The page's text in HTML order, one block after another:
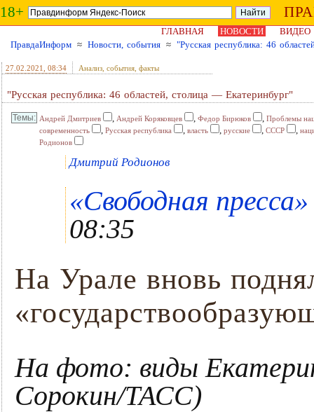
18+
ГЛАВНАЯ НОВОСТИ
ВИДЕО
ПравдаИнформ ≈ Новости, события ≈ "Русская республика: 46
27.02.2021 , 08:34 Анализ, события, факты
"Русская республика: 46 областей, столица — Екатеринбург"
Андрей Дмитриев , Андрей Коряковцев , Федор Бирюков , Проблемы
современность
, Русская республика , власть , русские , СССР ,
Родионов
Дмитрий Родионов
«Свободная
08:35
На Урале вновь
На фото: виды
Сорокин/ТАСС)